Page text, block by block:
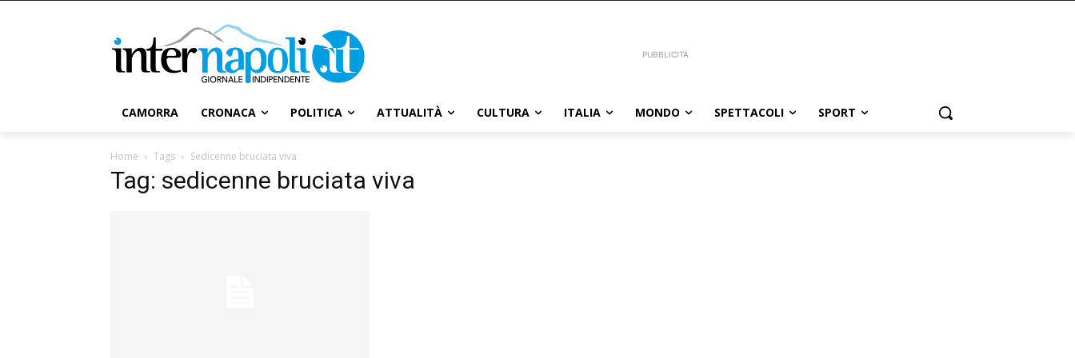
PUBBLICITÀ
CAMORRA CRONACA POLITICA ATTUALITÀ CULTURA ITALIA MONDO SPETTACOLI SPORT
Home Tags Sedicenne bruciata viva
Tag: sedicenne bruciata viva